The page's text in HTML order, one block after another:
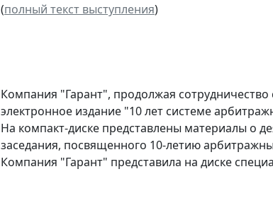
(полный текст выступления)
Компания "Гарант", продолжая
электронное издание "10 лет системе
На компакт-диске представлены материалы о
заседания, посвященного 10-летию
Компания "Гарант" представила на диске